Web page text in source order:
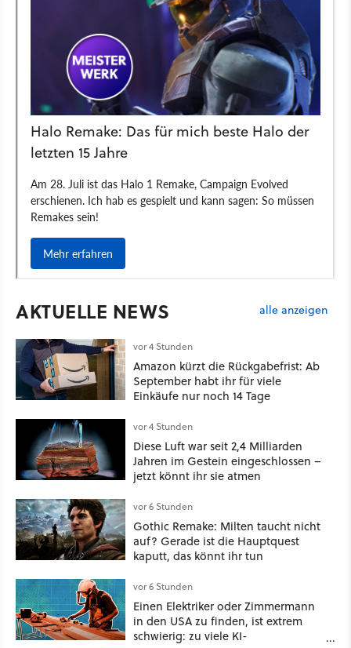
AKTUELLE NEWS alle anzeigen
vor 4 Stunden
Amazon kürzt die Rückgabefrist: Ab
September habt ihr für viele
Einkäufe nur noch 14 Tage
vor 4 Stunden
Diese Luft war seit 2,4 Milliarden
Jahren im Gestein eingeschlossen –
jetzt könnt ihr sie atmen
vor 6 Stunden
Gothic Remake: Milten taucht nicht
auf? Gerade ist die Hauptquest
kaputt, das könnt ihr tun
vor 6 Stunden
Einen Elektriker oder Zimmermann
in den USA zu finden, ist extrem
schwierig: zu viele KI-